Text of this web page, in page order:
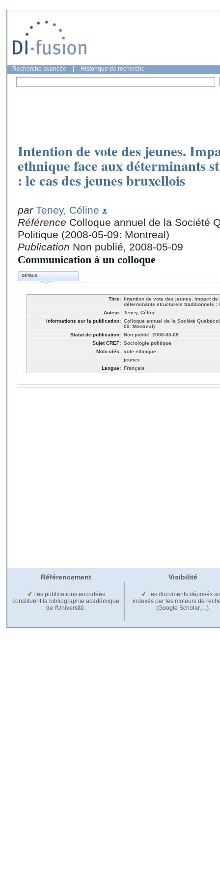
Recherche avancée Historique de recherche
Intention de vote des jeunes.
ethnique face aux déterminants
: le cas des jeunes bruxellois
par Teney, Céline
Référence Colloque annuel de la Société
Politique (2008-05-09: Montreal)
Publication Non publié, 2008-05-09
Communication à un colloque
DÉTAILS
Titre: Intention de vote des jeunes. Impact de
déterminants structurels traditionnels :
Auteur: Teney, Céline
Informations sur la publication: Colloque annuel de la Société
09: Montreal)
Statut de publication: Non publié, 2008-05-09
Sujet CREF: Sociologie politique
Mots-clés: vote ethnique
jeunes
Langue: Français
Référencement Visibilité
Les publications encodées
constituent la bibliographie académique
de l'Université.
Les documents déposés
indexés par les moteurs de
(Google Scholar,…).